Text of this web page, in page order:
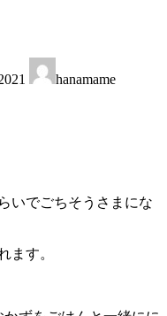
hanamame
いでごちそうさまにな
ます。